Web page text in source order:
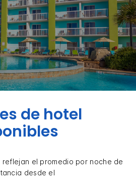
de hotel
el promedio por noche de
desde el